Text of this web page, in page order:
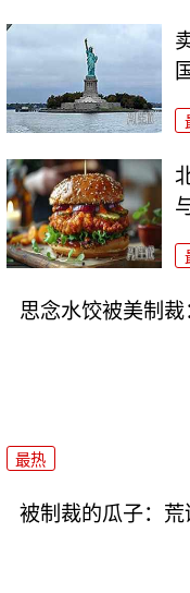
思念水饺被美制
最热
被制裁的瓜子：